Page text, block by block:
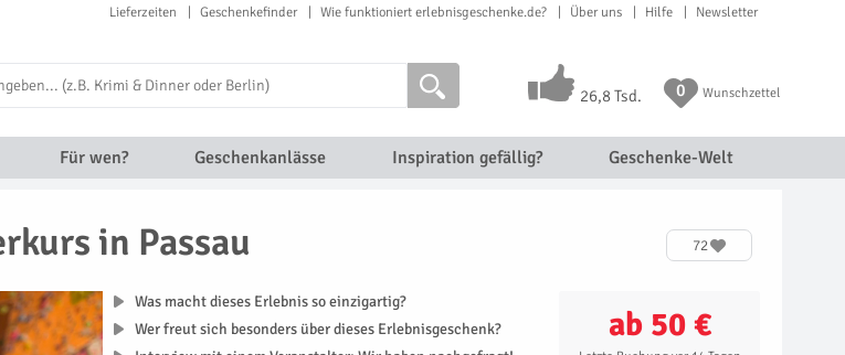
Lieferzeiten Geschenkefinder Wie funktioniert erlebnisgeschenke.de? Über uns Hilfe Newsletter
26,8 Tsd. 0 Wunschzettel
Für wen? Geschenkanlässe Inspiration gefällig? Geschenke-Welt
in Passau 72
ab 50 €
Was macht dieses Erlebnis so einzigartig?
Wer freut sich besonders über dieses Erlebnisgeschenk?